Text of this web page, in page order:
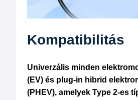
Kompatibilitás
Univerzális minden
(EV) és plug-in hibrid
(PHEV), amelyek Type 2-es